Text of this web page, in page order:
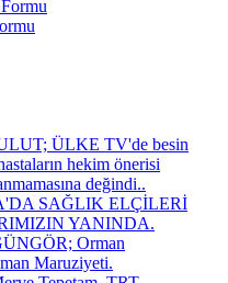
ÜLKE TV'de besin
hekim önerisi
değindi..
SAĞLIK ELÇİLERİ
YANINDA.
Orman
Maruziyeti.